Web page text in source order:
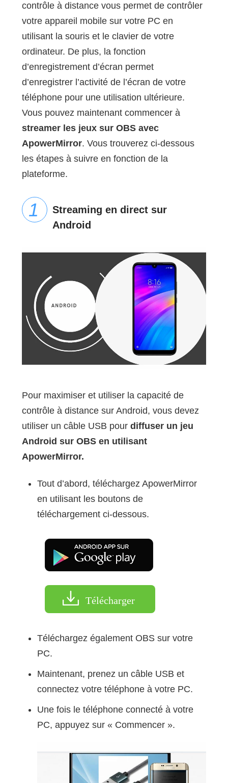
contrôle à distance vous permet de contrôler
votre appareil mobile sur votre PC en
utilisant la souris et le clavier de votre
ordinateur. De plus, la fonction
d’enregistrement d’écran permet
d’enregistrer l’activité de l’écran de votre
téléphone pour une utilisation ultérieure.
Vous pouvez maintenant commencer à
streamer les jeux sur OBS avec
ApowerMirror. Vous trouverez ci-dessous
les étapes à suivre en fonction de la
plateforme.
Streaming en direct sur
Android
Pour maximiser et utiliser la capacité de
contrôle à distance sur Android, vous devez
utiliser un câble USB pour diffuser un jeu
Android sur OBS en utilisant
ApowerMirror.
Tout d’abord, téléchargez ApowerMirror
en utilisant les boutons de
téléchargement ci-dessous.
Télécharger
Téléchargez également OBS sur votre
PC.
Maintenant, prenez un câble USB et
connectez votre téléphone à votre PC.
Une fois le téléphone connecté à votre
PC, appuyez sur « Commencer ».